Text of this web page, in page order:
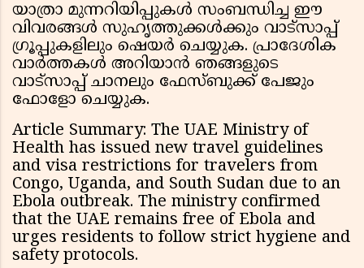
യാത്രാ മുന്നറിയിപ്പുകൾ സംബന്ധിച്ച ഈ
വിവരങ്ങൾ സുഹൃത്തുക്കൾക്കും വാട്സാപ്പ്
ഗ്രൂപ്പുകളിലും ഷെയർ ചെയ്യുക. പ്രാദേശിക
വാർത്തകൾ അറിയാൻ ഞങ്ങളുടെ
വാട്സാപ്പ് ചാനലും ഫേസ്ബുക്ക് പേജും
ഫോളോ ചെയ്യുക.
Article Summary: The UAE Ministry of
Health has issued new travel guidelines
and visa restrictions for travelers from
Congo, Uganda, and South Sudan due to an
Ebola outbreak. The ministry confirmed
that the UAE remains free of Ebola and
urges residents to follow strict hygiene and
safety protocols.